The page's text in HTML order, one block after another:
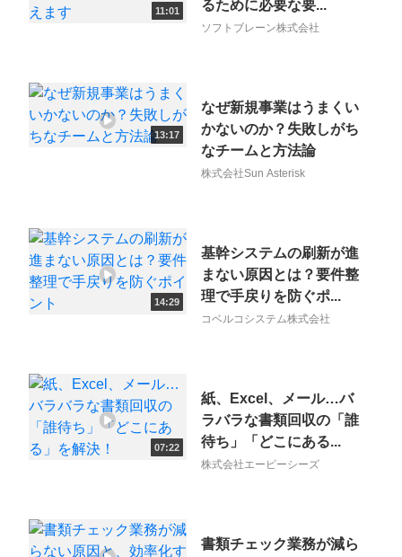
11:01
るために必要な要...
ソフトブレーン株式会社
13:17
なぜ新規事業はうまくい
かないのか？失敗しがち
なチームと方法論
株式会社Sun Asterisk
14:29
基幹システムの刷新が進
まない原因とは？要件整
理で手戻りを防ぐポ...
コベルコシステム株式会社
07:22
紙、Excel、メール…バ
ラバラな書類回収の「誰
待ち」「どこにある...
株式会社エーピーシーズ
書類チェック業務が減ら